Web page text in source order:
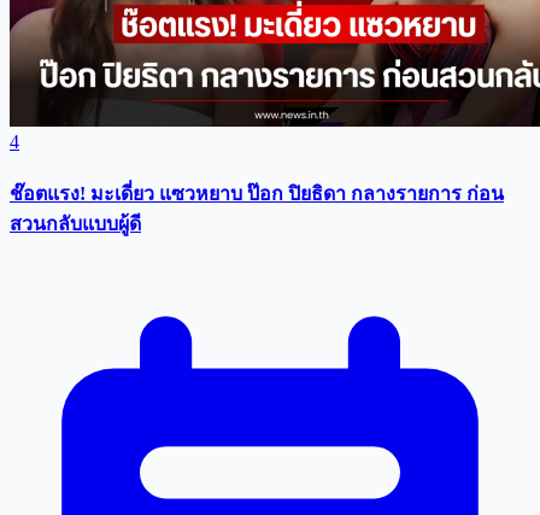
4
ช๊อตแรง! มะเดี่ยว แซวหยาบ ป๊อก ปิยธิดา กลางรายการ ก่อน
สวนกลับแบบผู้ดี